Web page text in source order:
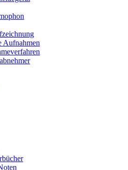
Aufnahmen